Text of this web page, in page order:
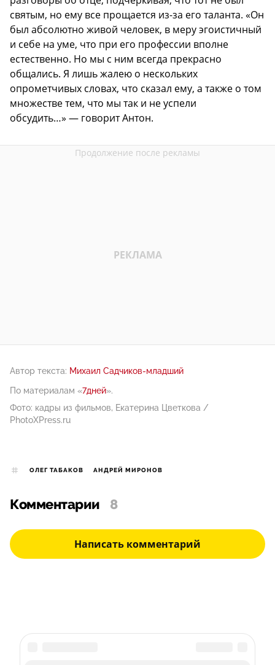
святым, но ему все прощается из-за его таланта. «Он
был абсолютно живой человек, в меру эгоистичный
и себе на уме, что при его профессии вполне
естественно. Но мы с ним всегда прекрасно
общались. Я лишь жалею о нескольких
опрометчивых словах, что сказал ему, а также о том
множестве тем, что мы так и не успели
обсудить…» — говорит Антон.
Автор текста: Михаил Садчиков-младший
По материалам «7дней».
Фото: кадры из фильмов, Екатерина Цветкова /
PhotoXPress.ru
ОЛЕГ ТАБАКОВ АНДРЕЙ МИРОНОВ
Комментарии 8
Написать комментарий